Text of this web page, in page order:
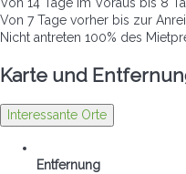
Von 7 Tage vorher bis zur
Nicht antreten 100% des
Karte und
Interessante Orte
Entfernung